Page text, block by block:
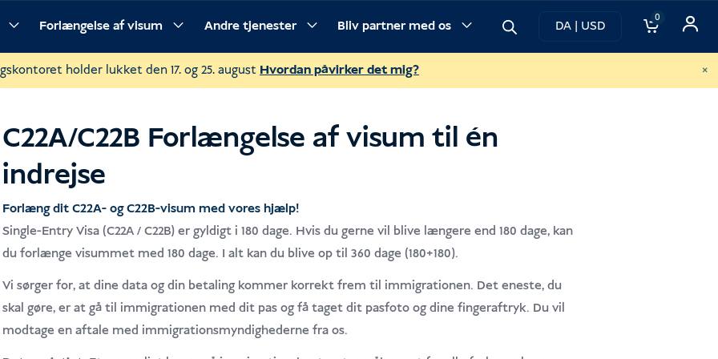
Forlængelse af visum Andre tjenester Bliv partner med os DA | USD
0
holder lukket den 17. og 25. august Hvordan påvirker det mig? ×
Beskrivelse Kravene Procedure Ofte stillede spørgsmål
C22A/C22B Forlængelse af visum til én
indrejse
Forlæng dit C22A- og C22B-visum med vores hjælp!
Single-Entry Visa (C22A / C22B) er gyldigt i 180 dage. Hvis du gerne vil blive længere end 180 dage, kan
du forlænge visummet med 180 dage. I alt kan du blive op til 360 dage (180+180).
Vi sørger for, at dine data og din betaling kommer korrekt frem til immigrationen. Det eneste, du
skal gøre, er at gå til immigrationen med dit pas og få taget dit pasfoto og dine fingeraftryk. Du vil
modtage en aftale med immigrationsmyndighederne fra os.